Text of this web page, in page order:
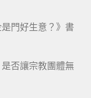
門好生意？》書
否讓宗教團體無